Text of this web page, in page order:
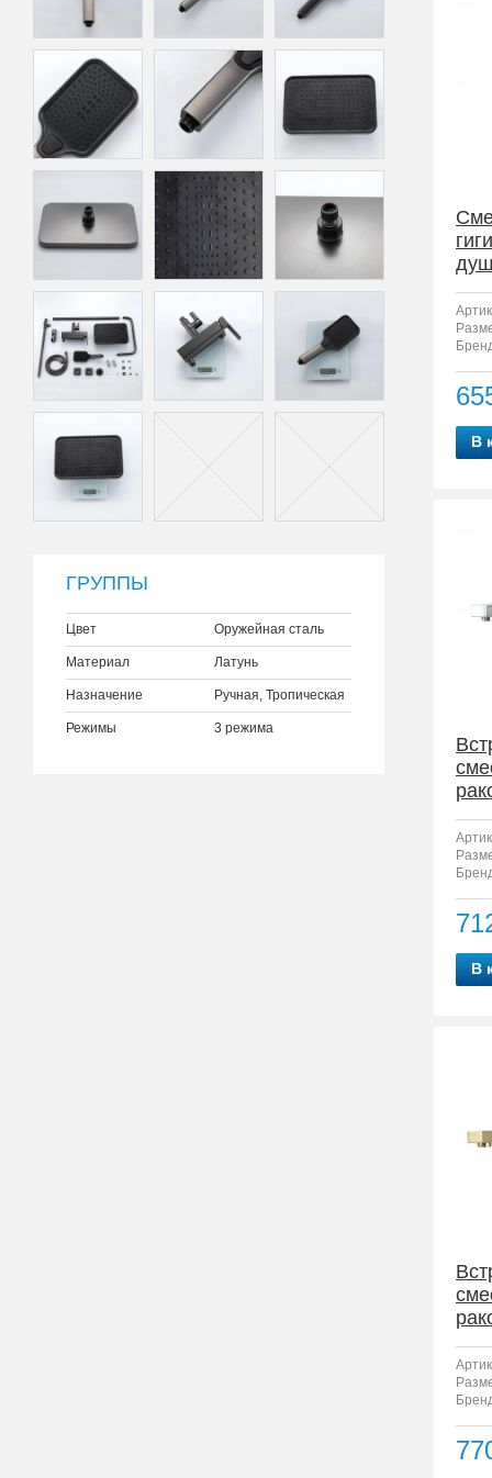
ГРУППЫ
Цвет Оружейная сталь
Материал Латунь
Назначение Ручная, Тропическая
Режимы 3 режима
23
В
В